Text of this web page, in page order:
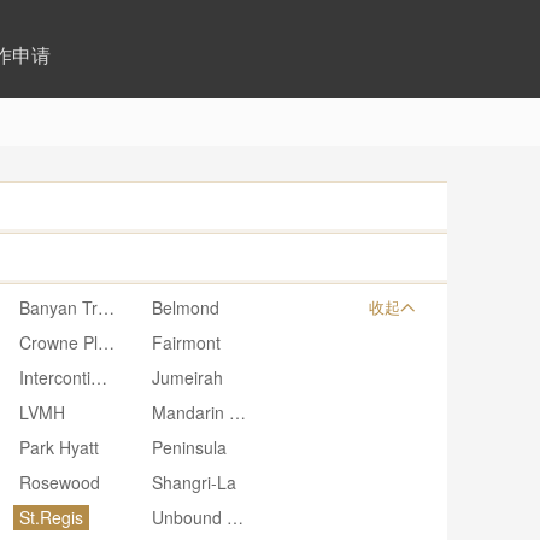
申请
Banyan Tree
Belmond
Crowne Plaza
Fairmont
Intercontinental
Jumeirah
LVMH
Mandarin Oriental
Park Hyatt
Peninsula
Rosewood
Shangri-La
St.Regis
Unbound Hyatt
收起